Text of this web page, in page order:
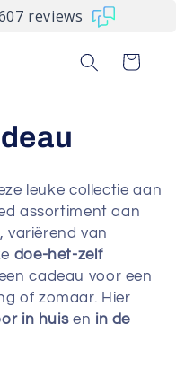
reviews
Winkelwagen
leuke collectie aan
assortiment aan
variërend van
doe-het-zelf
cadeau voor een
of zomaar. Hier
in huisen in de